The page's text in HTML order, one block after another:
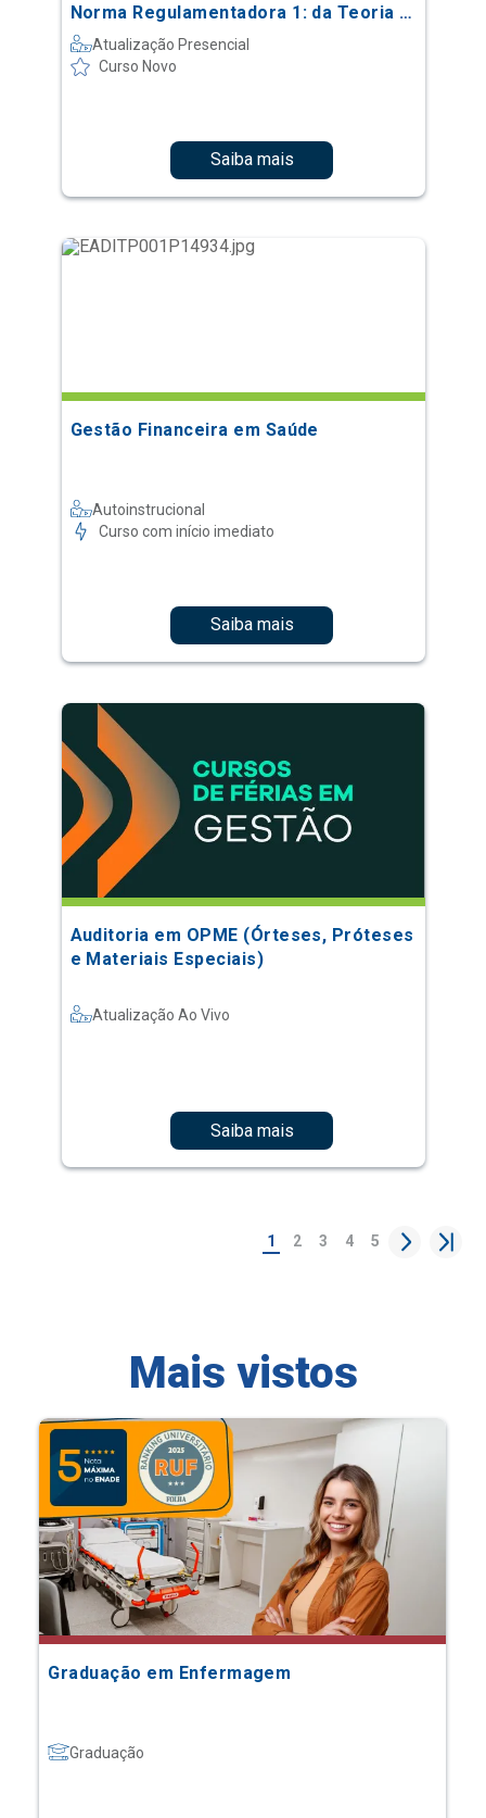
Norma Regulamentadora 1: da Teoria à
Prática
Atualização Presencial
Curso Novo
Saiba mais
Gestão Financeira em Saúde
Autoinstrucional
Curso com início imediato
Saiba mais
Auditoria em OPME (Órteses, Próteses
e Materiais Especiais)
Atualização Ao Vivo
Saiba mais
1 2 3 4 5
Mais vistos
Graduação em Enfermagem
Graduação